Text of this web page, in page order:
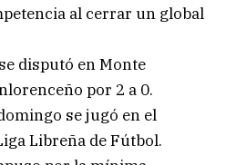
al cerrar un global
disputó en Monte
por 2 a 0.
se jugó en el
Libreña de Fútbol.